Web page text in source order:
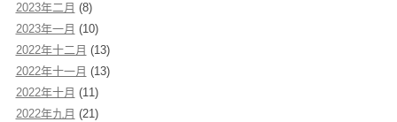
2023年二月 (8)
2023年一月 (10)
2022年十二月 (13)
2022年十一月 (13)
2022年十月 (11)
2022年九月 (21)